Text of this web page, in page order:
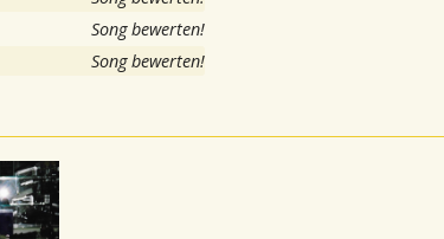
Song bewerten!
Song bewerten!